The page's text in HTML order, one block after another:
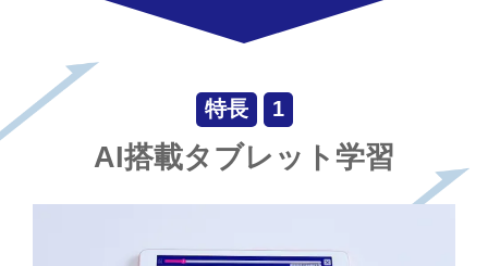
特長 1
AI搭載タブレット学習